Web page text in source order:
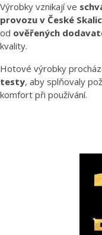
Výrobky vznikají ve
provozu v České
od ověřených
kvality.
Hotové výrobky
testy, aby splňovaly
komfort při používání.